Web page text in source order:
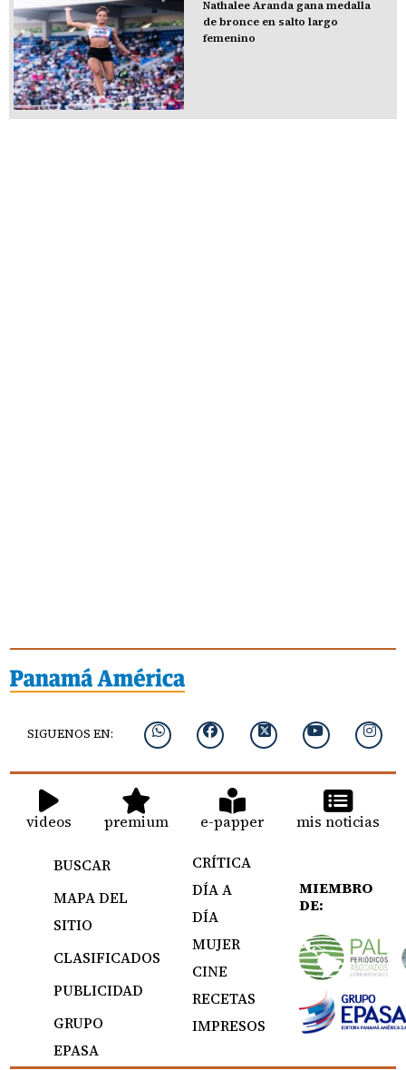
Nathalee Aranda gana medalla
de bronce en salto largo
femenino
SIGUENOS EN:
videos premium e-papper mis noticias
BUSCAR
MAPA DEL
SITIO
CLASIFICADOS
PUBLICIDAD
GRUPO
EPASA
CRÍTICA
DÍA A
DÍA
MUJER
CINE
RECETAS
IMPRESOS
MIEMBRO
DE: